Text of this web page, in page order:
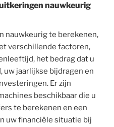
nauwkeurig
nauwkeurig te berekenen,
verschillende factoren,
het bedrag dat u
jaarlijkse bijdragen en
Er zijn
beschikbaar die u
te berekenen en een
uw financiële situatie bij